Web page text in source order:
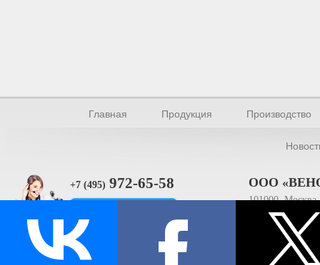
Главная Продукция Производство
+7 (495) 972-65-58 ООО
101000,
ИНН
© Производство уплотнителей и профилей 2026.
Все права защищены.